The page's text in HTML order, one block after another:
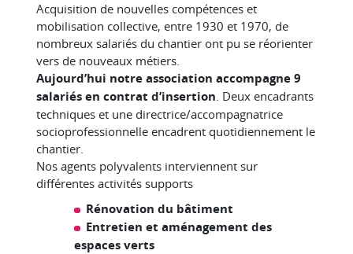
Acquisition de nouvelles compétences et
mobilisation collective, entre 1930 et 1970, de
nombreux salariés du chantier ont pu se réorienter
vers de nouveaux métiers.
Aujourd’hui notre association accompagne 9
salariés en contrat d’insertion. Deux encadrants
techniques et une directrice/accompagnatrice
socioprofessionnelle encadrent quotidiennement le
chantier.
Nos agents polyvalents interviennent sur
différentes activités supports
Rénovation du bâtiment
Entretien et aménagement des
espaces verts